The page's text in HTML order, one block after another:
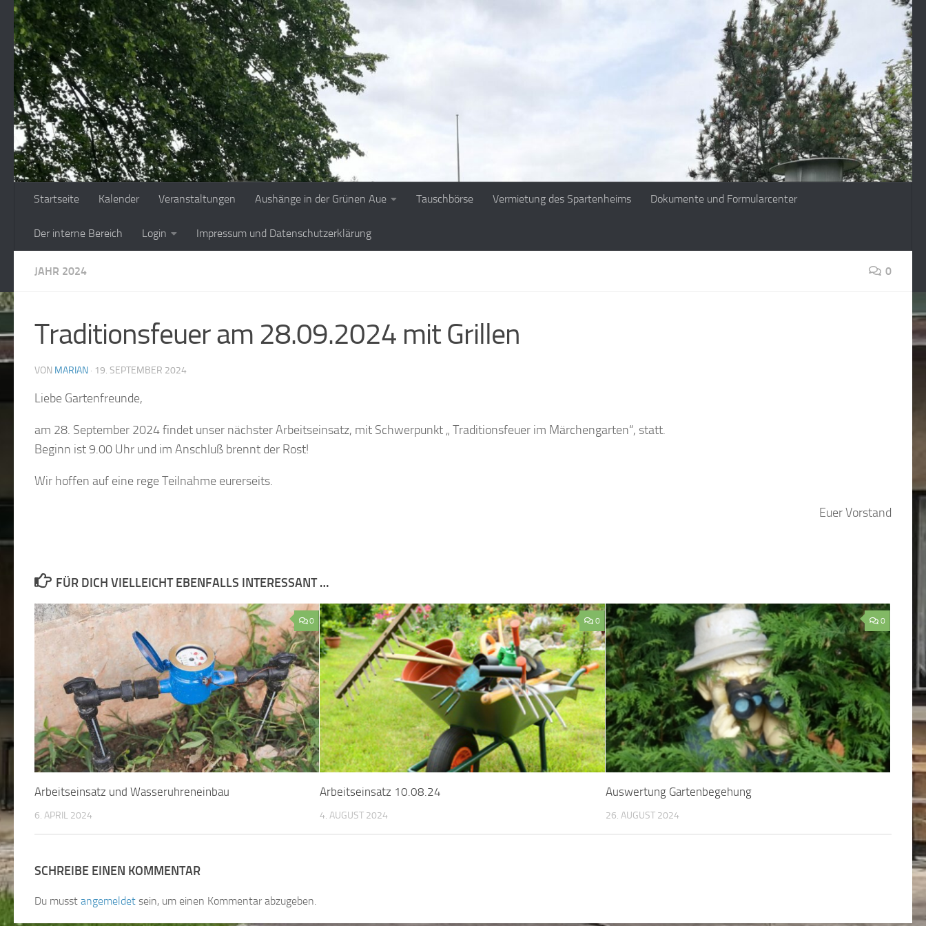
Zum Inhalt springen
Startseite Kalender Veranstaltungen Aushänge in der Grünen Aue Tauschbörse Vermietung des Spartenheims Dokumente und Formularcenter
Der interne Bereich Login Impressum und Datenschutzerklärung
JAHR 2024 0
Traditionsfeuer am 28.09.2024 mit Grillen
VON MARIAN · 19. SEPTEMBER 2024
Liebe Gartenfreunde,
am 28. September 2024 findet unser nächster Arbeitseinsatz, mit Schwerpunkt „ Traditionsfeuer im Märchengarten“, statt.
Beginn ist 9.00 Uhr und im Anschluß brennt der Rost!
Wir hoffen auf eine rege Teilnahme eurerseits.
Euer Vorstand
FÜR DICH VIELLEICHT EBENFALLS INTERESSANT …
0
Arbeitseinsatz und Wasseruhreneinbau
6. APRIL 2024
0
Arbeitseinsatz 10.08.24
4. AUGUST 2024
0
Auswertung Gartenbegehung
26. AUGUST 2024
SCHREIBE EINEN KOMMENTAR
Du musst angemeldet sein, um einen Kommentar abzugeben.